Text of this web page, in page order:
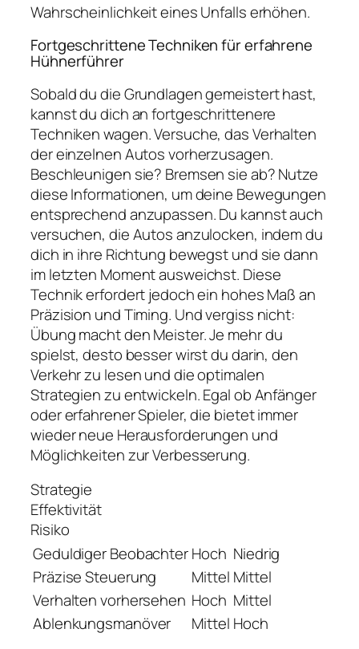
Wahrscheinlichkeit eines Unfalls erhöhen.
Fortgeschrittene Techniken für erfahrene
Hühnerführer
Sobald du die Grundlagen gemeistert hast,
kannst du dich an fortgeschrittenere
Techniken wagen. Versuche, das Verhalten
der einzelnen Autos vorherzusagen.
Beschleunigen sie? Bremsen sie ab? Nutze
diese Informationen, um deine Bewegungen
entsprechend anzupassen. Du kannst auch
versuchen, die Autos anzulocken, indem du
dich in ihre Richtung bewegst und sie dann
im letzten Moment ausweichst. Diese
Technik erfordert jedoch ein hohes Maß an
Präzision und Timing. Und vergiss nicht:
Übung macht den Meister. Je mehr du
spielst, desto besser wirst du darin, den
Verkehr zu lesen und die optimalen
Strategien zu entwickeln. Egal ob Anfänger
oder erfahrener Spieler, die bietet immer
wieder neue Herausforderungen und
Möglichkeiten zur Verbesserung.
Strategie
Effektivität
Risiko
Geduldiger BeobachterHoch Niedrig
Präzise Steuerung
Mittel Mittel
Verhalten vorhersehen Hoch Mittel
Ablenkungsmanöver
Mittel Hoch